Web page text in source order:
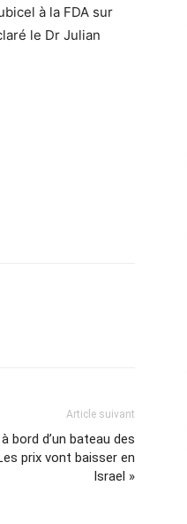
à la FDA sur
le Dr Julian
Article suivant
bord d’un bateau des
prix vont baisser en
Israel »